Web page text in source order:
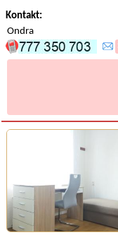
Kontakt:
Ondra